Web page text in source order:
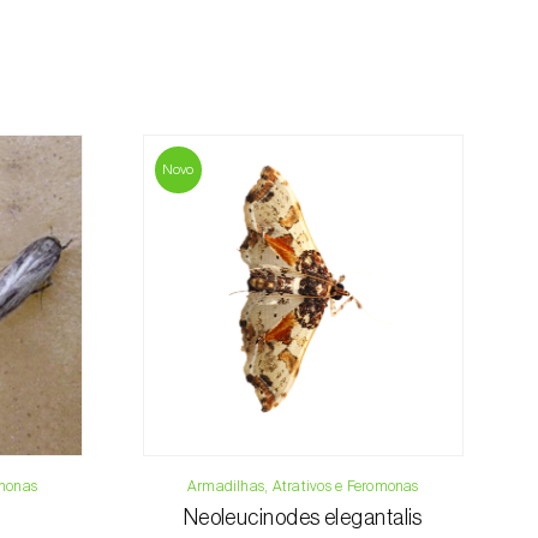
019
Novo
Armadilhas, Atrativos e Feromonas
Neoleucinodes elegantalis